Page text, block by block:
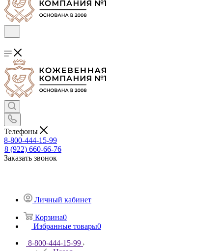
Телефоны
8-800-444-15-99
8 (922) 660-66-76
Заказать звонок
Личный кабинет
Корзина0
Избранные товары0
8-800-444-15-99